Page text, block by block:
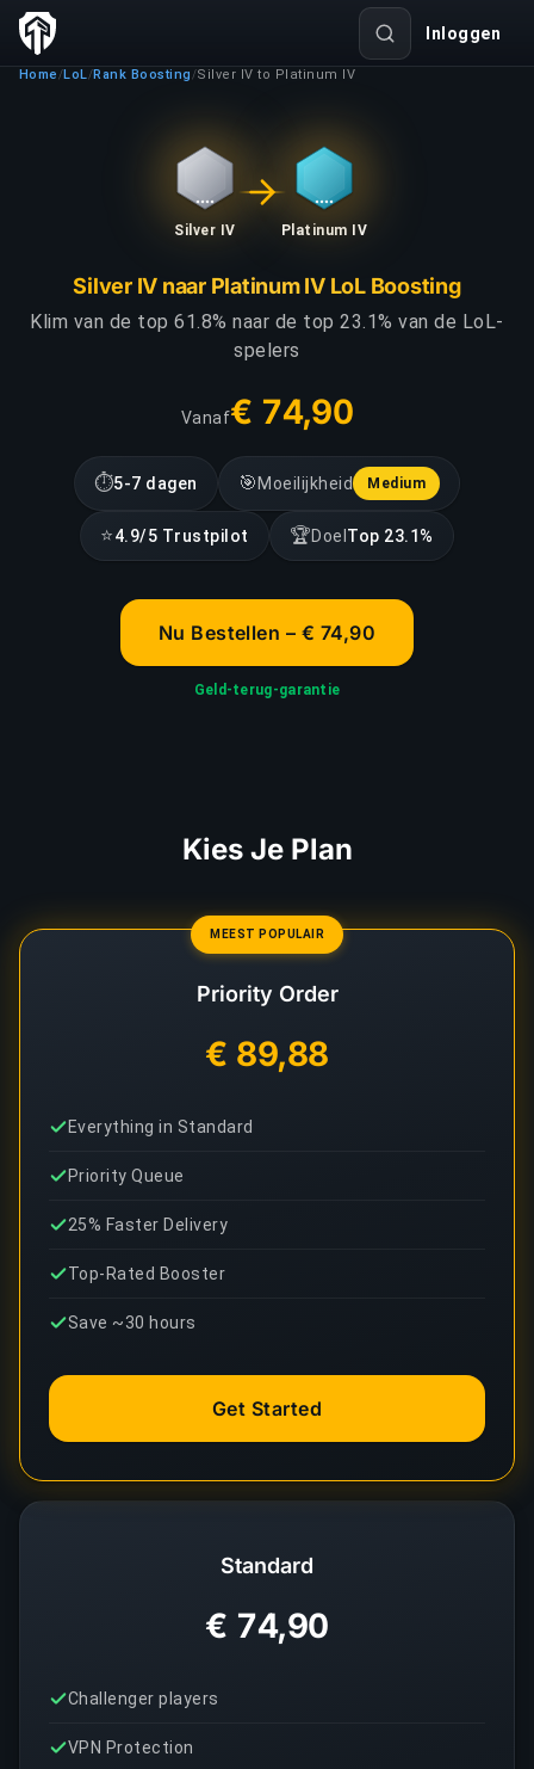
Inloggen
Home /LoL/Rank Boosting /Silver IV to Platinum IV
Silver IV Platinum IV
Silver IV naar Platinum IV LoL Boosting
Klim van de top 61.8% naar de top 23.1% van de LoL-
spelers
Vanaf€ 74,90
⏱5-7 dagen 🎯Moeilijkheid Medium
⭐4.9/5 Trustpilot 🏆Doel Top 23.1%
Nu Bestellen – € 74,90
Geld-terug-garantie
Kies Je Plan
Standard
€ 74,90
Challenger players
VPN Protection
MEEST POPULAIR
Priority Order
€ 89,88
Everything in Standard
Priority Queue
25% Faster Delivery
Top-Rated Booster
Save ~30 hours
Get Started